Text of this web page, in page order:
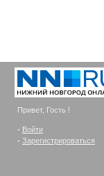
Привет, Гость !
- Войти
- Зарегистрироваться